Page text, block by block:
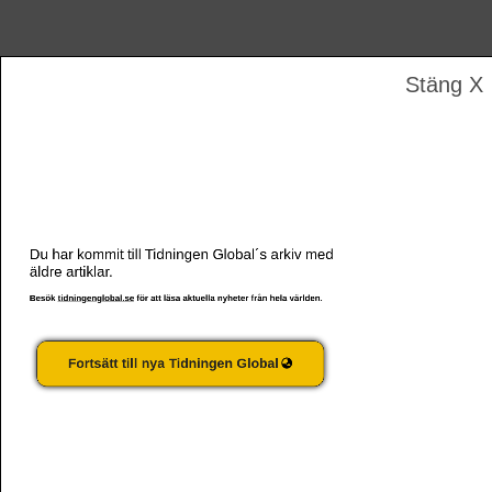
Stäng X
Du har kommit till Tidningen Global´s arkiv med
äldre artiklar.
Besök tidningenglobal.se för att läsa aktuella nyheter från hela världen.
Fortsätt till nya Tidningen Global